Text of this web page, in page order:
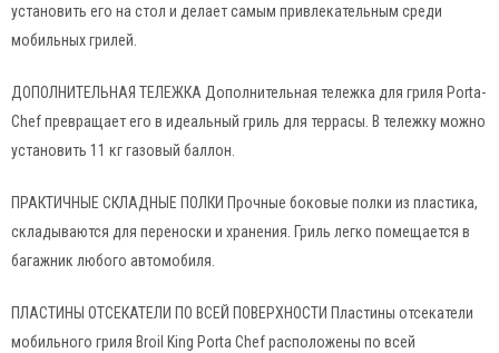
установить его на стол и делает самым привлекательным среди
мобильных грилей.
ДОПОЛНИТЕЛЬНАЯ ТЕЛЕЖКА Дополнительная тележка для гриля Porta-
Chef превращает его в идеальный гриль для террасы. В тележку можно
установить 11 кг газовый баллон.
ПРАКТИЧНЫЕ СКЛАДНЫЕ ПОЛКИ Прочные боковые полки из пластика,
складываются для переноски и хранения. Гриль легко помещается в
багажник любого автомобиля.
ПЛАСТИНЫ ОТСЕКАТЕЛИ ПО ВСЕЙ ПОВЕРХНОСТИ Пластины отсекатели
мобильного гриля Broil King Porta Chef расположены по всей